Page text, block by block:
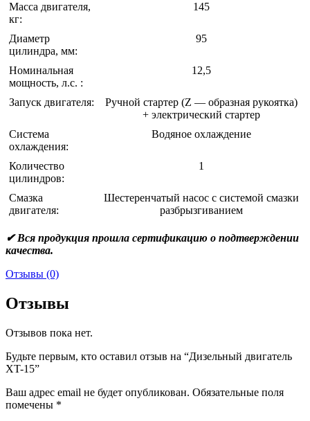
Масса двигателя,
кг:
145
Диаметр
цилиндра, мм:
95
Номинальная
мощность, л.с. :
12,5
Запуск двигателя:
Ручной стартер (Z — образная рукоятка)
+ электрический стартер
Система
охлаждения:
Водяное охлаждение
Количество
цилиндров:
1
Смазка
двигателя:
Шестеренчатый насос с системой смазки
разбрызгиванием
✔ Вся продукция прошла сертификацию о подтверждении
качества.
Отзывы (0)
Отзывы
Отзывов пока нет.
Будьте первым, кто оставил отзыв на “Дизельный двигатель
XT-15”
Ваш адрес email не будет опубликован. Обязательные поля
помечены *